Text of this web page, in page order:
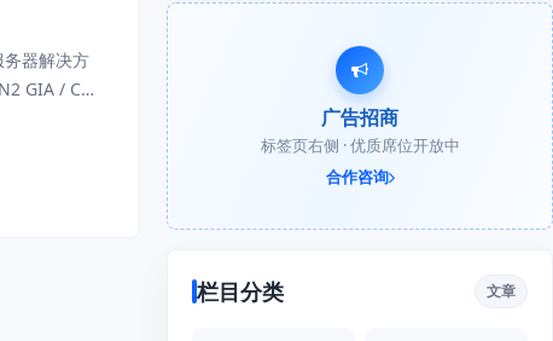
器解决方
GIA / CMI
金属服务器
广告招商
标签页右侧 · 优质席位开放中
合作咨询
栏目分类 文章